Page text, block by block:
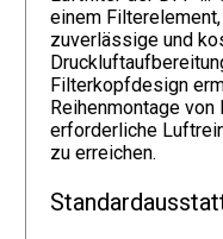
einem
zuverlässige und
Filterkopfdesign
Reihenmontage
erforderliche
zu erreichen.